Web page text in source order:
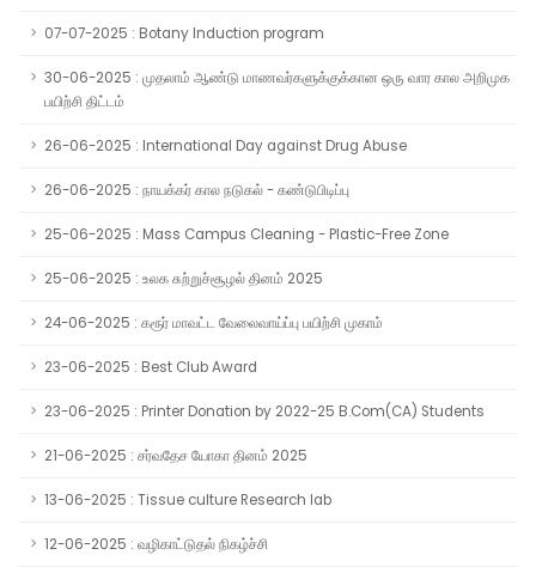
07-07-2025 : Botany Induction program
30-06-2025 : முதலாம் ஆண்டு மாணவர்களுக்குக்கான ஒரு வார கால அறிமுக
பயிற்சி திட்டம்
26-06-2025 : International Day against Drug Abuse
26-06-2025 : நாயக்கர் கால நடுகல் - கண்டுபிடிப்பு
25-06-2025 : Mass Campus Cleaning - Plastic-Free Zone
25-06-2025 : உலக சுற்றுச்சூழல் தினம் 2025
24-06-2025 : கரூர் மாவட்ட வேலைவாய்ப்பு பயிற்சி முகாம்
23-06-2025 : Best Club Award
23-06-2025 : Printer Donation by 2022-25 B.Com(CA) Students
21-06-2025 : சர்வதேச யோகா தினம் 2025
13-06-2025 : Tissue culture Research lab
12-06-2025 : வழிகாட்டுதல் நிகழ்ச்சி